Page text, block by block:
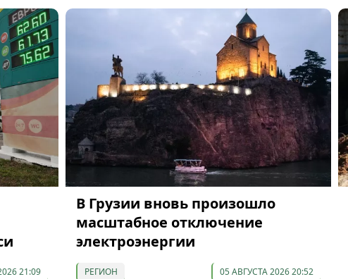
21:09
В Грузии вновь произошло
масштабное отключение
электроэнергии
РЕГИОН 05 АВГУСТА 2026 20:52